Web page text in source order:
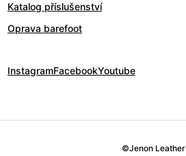
Katalog příslušenství
Oprava barefoot
InstagramFacebookYoutube
©Jenon Leather